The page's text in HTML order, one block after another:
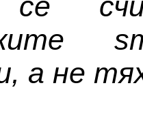
а не